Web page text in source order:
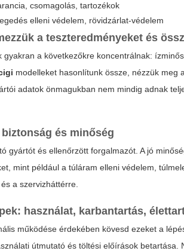
csomagolás, tartozékok
elleni védelem, rövidzárlat-védelem
a teszteredményeket és
gyakran a következőkre koncentrálnak:
modelleket hasonlítunk össze, nézzük meg
adatok önmagukban nem mindig adnak
és minőség
gyártót és ellenőrzött forgalmazót. A jó
mint például a túláram elleni védelem,
a szervizháttérre.
használat, karbantartás,
működése érdekében kövesd ezeket a
útmutató és töltési előírások